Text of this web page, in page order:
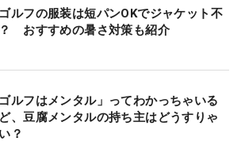
ルフの服装は短パンOKでジャケット不
おすすめの暑さ対策も紹介
ゴルフはメンタル」ってわかっちゃいる
、豆腐メンタルの持ち主はどうすりゃ
？